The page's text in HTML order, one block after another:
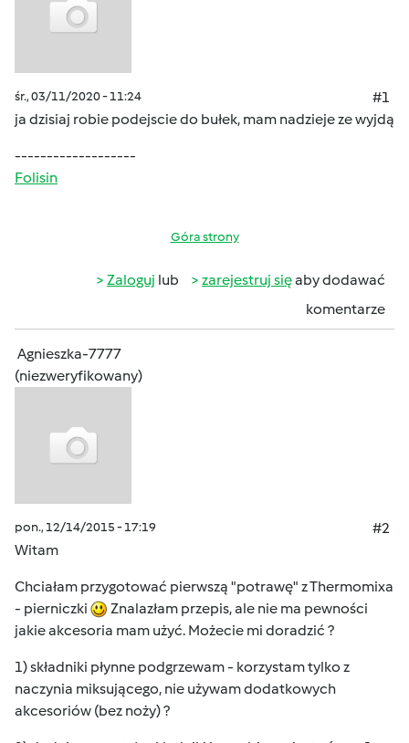
śr., 03/11/2020 - 11:24
#1
ja dzisiaj robie podejscie do bułek, mam nadzieje ze wyjdą
-------------------
Folisin
Góra strony
Zaloguj lub zarejestruj sięaby dodawać
komentarze
Agnieszka-7777
(niezweryfikowany)
pon., 12/14/2015 - 17:19
#2
Witam
Chciałam przygotować pierwszą "potrawę" z Thermomixa
- pierniczki
Znalazłam przepis, ale nie ma pewności
jakie akcesoria mam użyć. Możecie mi doradzić ?
1) składniki płynne podgrzewam - korzystam tylko z
naczynia miksującego, nie używam dodatkowych
akcesoriów (bez noży) ?